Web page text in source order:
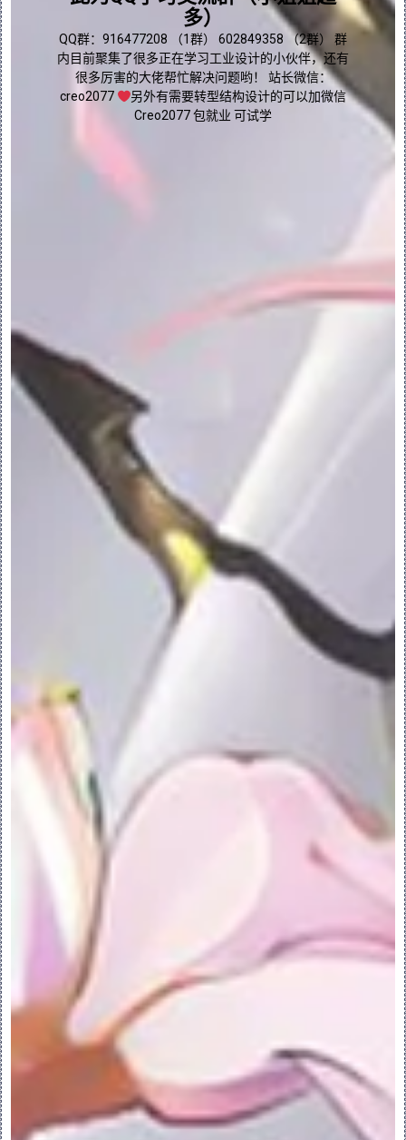
块中定义的代表元件是放置该模块时使用的元
件，默认情况下，该元件将在放置模块之后成
为当前模块变量。当前模块变量是表示图形窗
口中的模块的元件，在“模型树”中用 标识。
可将任意模块变量设置为当前模块变量。
在创建可配置模块并添加元件时，每个新的模
2.选择“可配置模块”(Configurable
Module)。
3.要更改默认名称，请在“文件名”(File
Name) 框中键入名称。
4.要添加公用名称，请在“公用名称”
(Common Name) 框中键入名称。
5.要使用自定义模板，请清除“使用默认模板”
(Use Default Template) 复选框。
6.单击“确定”(OK)。模块会在新窗口中打
从现有装配创建可配置模块:
1.打开装配将其另存为可配置模块。
2.单击“文件”(File) > “另存为”(Save
As) > “另存为可配置模块”(Save As
Configurable Module)。“保存副本”
(OK)。“装配另存为可配置模块”(Assembly
Save As Configurable Module) 元件
选取器对话框随即打开。
4.在“选取器树”中选择一个元件或在“操作”
(Action) 列中选择一个单元格并选取一个选
项。
◦“保存副本”(Save A Copy) - 保存元件
◦“重新使用”(Reused) - 重新使用可配置
多）
QQ群：916477208 （1群） 602849358 （2群） 群
内目前聚集了很多正在学习工业设计的小伙伴，还有
很多厉害的大佬帮忙解决问题哟！ 站长微信：
creo2077
另外有需要转型结构设计的可以加微信
Creo2077 包就业 可试学
点我直接加群嘛